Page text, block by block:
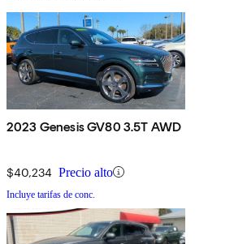
2023 Genesis GV80 3.5T AWD
$40,234 Precio alto
Incluye tarifas de conc.